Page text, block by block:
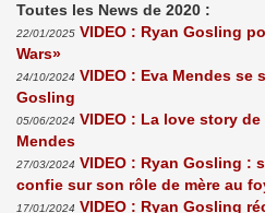
Toutes les News de 2020 :
22/01/2025 VIDEO : Ryan Gosling
Wars»
24/10/2024 VIDEO : Eva Mendes se
Gosling
05/06/2024 VIDEO : La love story
Mendes
27/03/2024 VIDEO : Ryan Gosling :
confie sur son rôle de mère au
17/01/2024 VIDEO : Ryan Gosling